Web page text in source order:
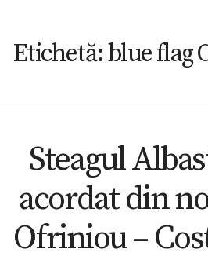
Etichetă:blue flag
Steagul
acordat din
Ofriniou –